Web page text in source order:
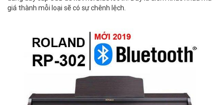
giá thành mỗi loại sẽ có sự chênh lệch.